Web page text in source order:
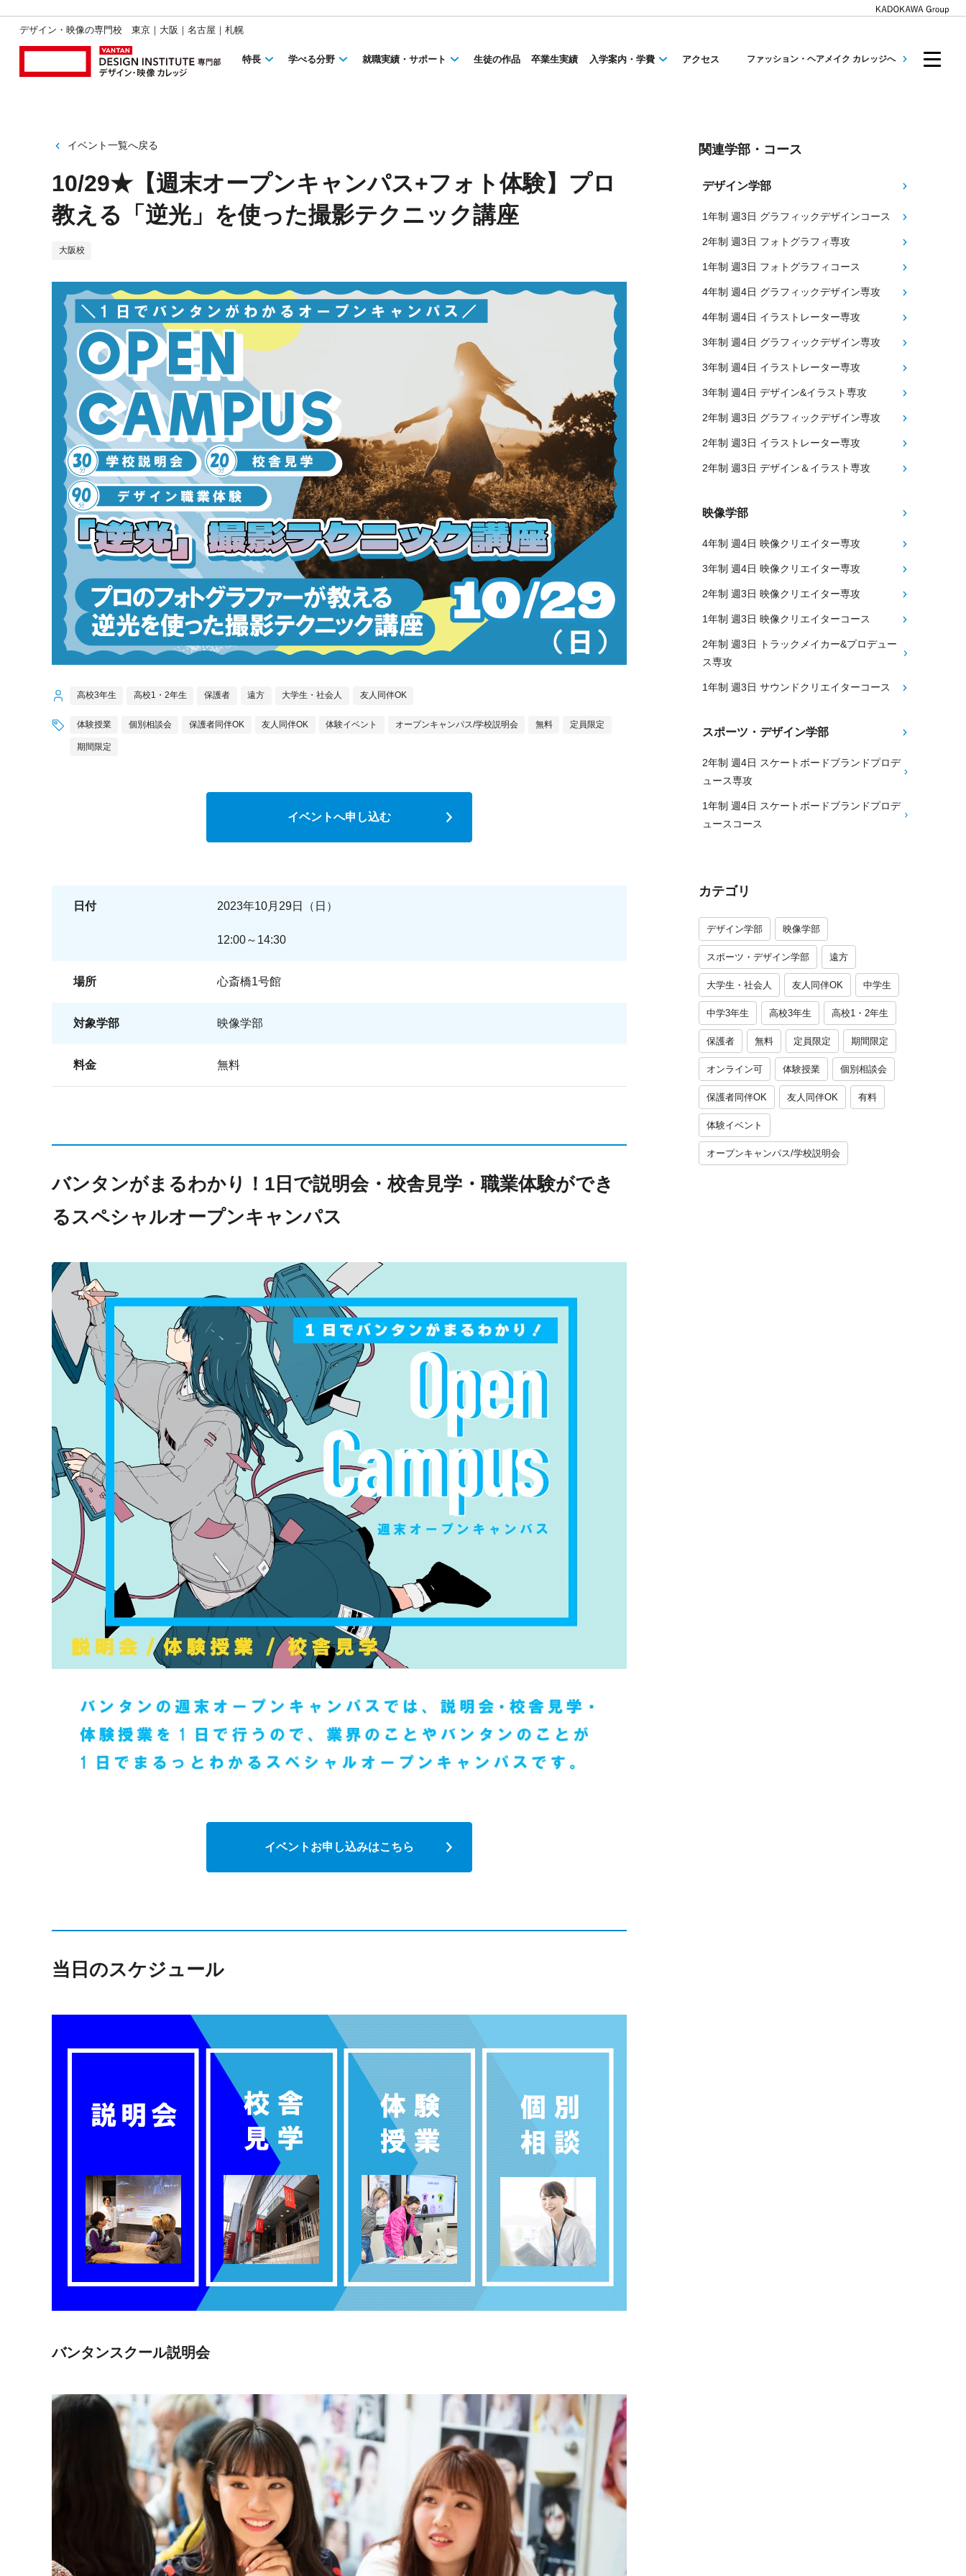
デザイン・映像の専門校 東京｜大阪｜名古屋｜札幌
特長 学べる分野 就職実績・サポート 生徒の作品 卒業生実績 入学案内・学費 アクセス ファッション・ヘアメイク カレッジへ
イベント一覧へ戻る
10/29★【週末オープンキャンパス+フォト体験】プロ
教える「逆光」を使った撮影テクニック講座
大阪校
高校3年生 高校1・2年生 保護者 遠方 大学生・社会人 友人同伴OK
体験授業 個別相談会 保護者同伴OK 友人同伴OK 体験イベント オープンキャンパス/学校説明会 無料 定員限定
期間限定
イベントへ申し込む
日付 2023年10月29日（日）
12:00～14:30
場所 心斎橋1号館
対象学部 映像学部
料金 無料
バンタンがまるわかり！1日で説明会・校舎見学・職業体験ができ
るスペシャルオープンキャンパス
イベントお申し込みはこちら
当日のスケジュール
バンタンスクール説明会
関連学部・コース
デザイン学部
1年制 週3日 グラフィックデザインコース
2年制 週3日 フォトグラフィ専攻
1年制 週3日 フォトグラフィコース
4年制 週4日 グラフィックデザイン専攻
4年制 週4日 イラストレーター専攻
3年制 週4日 グラフィックデザイン専攻
3年制 週4日 イラストレーター専攻
3年制 週4日 デザイン&イラスト専攻
2年制 週3日 グラフィックデザイン専攻
2年制 週3日 イラストレーター専攻
2年制 週3日 デザイン＆イラスト専攻
映像学部
4年制 週4日 映像クリエイター専攻
3年制 週4日 映像クリエイター専攻
2年制 週3日 映像クリエイター専攻
1年制 週3日 映像クリエイターコース
2年制 週3日 トラックメイカー&プロデュー
ス専攻
1年制 週3日 サウンドクリエイターコース
スポーツ・デザイン学部
2年制 週4日 スケートボードブランドプロデ
ュース専攻
1年制 週4日 スケートボードブランドプロデ
ュースコース
カテゴリ
デザイン学部 映像学部
スポーツ・デザイン学部 遠方
大学生・社会人 友人同伴OK 中学生
中学3年生 高校3年生 高校1・2年生
保護者 無料 定員限定 期間限定
オンライン可 体験授業 個別相談会
保護者同伴OK 友人同伴OK 有料
体験イベント
オープンキャンパス/学校説明会